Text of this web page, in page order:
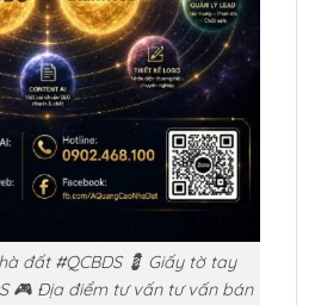
đất #QCBDS 💈 Giấy tờ tay
🎮 Địa điểm tư vấn tư vấn bán